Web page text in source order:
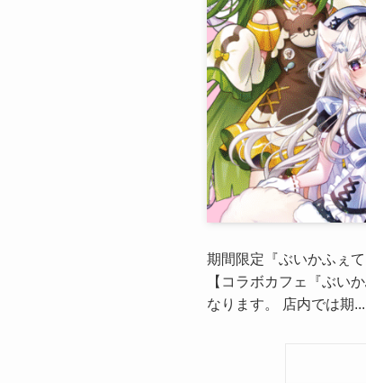
期間限定『ぶいかふぇ
【コラボカフェ『ぶい
なります。 店内では期...